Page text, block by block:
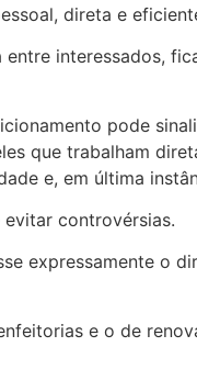
direta e
interessados,
pode
que trabalham
e, em última
controvérsias.
expressamente o
e o de